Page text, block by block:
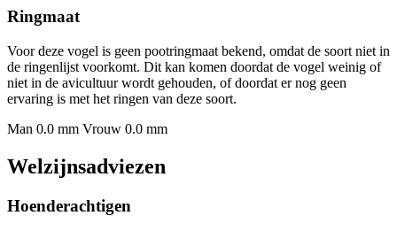
Ringmaat
Voor deze vogel is geen pootringmaat bekend, omdat de soort niet in
de ringenlijst voorkomt. Dit kan komen doordat de vogel weinig of
niet in de avicultuur wordt gehouden, of doordat er nog geen
ervaring is met het ringen van deze soort.
Man 0.0 mm Vrouw 0.0 mm
Welzijnsadviezen
Hoenderachtigen